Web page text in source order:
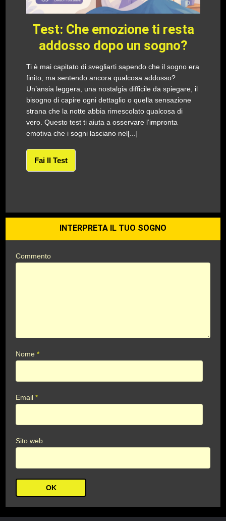
Test: Che emozione ti resta
addosso dopo un sogno?
Ti è mai capitato di svegliarti sapendo che il sogno era
finito, ma sentendo ancora qualcosa addosso?
Un’ansia leggera, una nostalgia difficile da spiegare, il
bisogno di capire ogni dettaglio o quella sensazione
strana che la notte abbia rimescolato qualcosa di
vero. Questo test ti aiuta a osservare l’impronta
emotiva che i sogni lasciano nel[...]
Fai Il Test
INTERPRETA IL TUO SOGNO
Commento
Nome*
Email*
Sito web